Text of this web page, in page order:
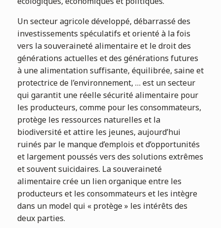
Un secteur agricole développé, débarrassé des
investissements spéculatifs et orienté à la fois
vers la souveraineté alimentaire et le droit des
générations actuelles et des générations futures
à une alimentation suffisante, équilibrée, saine et
protectrice de l’environnement, … est un secteur
qui garantit une réelle sécurité alimentaire pour
les producteurs, comme pour les consommateurs,
protège les ressources naturelles et la
biodiversité et attire les jeunes, aujourd’hui
ruinés par le manque d’emplois et d’opportunités
et largement poussés vers des solutions extrêmes
et souvent suicidaires. La souveraineté
alimentaire crée un lien organique entre les
producteurs et les consommateurs et les intègre
dans un model qui « protège » les intérêts des
deux parties.